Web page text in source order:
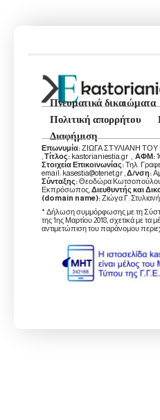
Πνευματικά δικαιώματα
Πολιτική απορρήτου
Διαφήμιση
Επωνυμία:ΖΙΩΓΑ ΣΤΥΛΙΑΝΗ ΤΟΥ
Τίτλος: kastorianiestia.gr , ΑΦΜ:
Στοιχεία Επικοινωνίας:Τηλ.
email: kasestia@otenet.gr , Δ/νση:
Σύνταξης:Θεοδώρα Κωτσοπούλου ,
Εκπρόσωπος, Διευθυντής και
(domain name):Ζιώγα Γ. Στυλιανή
* Δήλωση συμμόρφωσης με τη
της 1ης Μαρτίου 2018, σχετικά με τα
αντιμετώπιση του παράνομου